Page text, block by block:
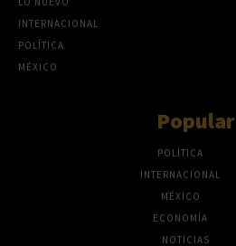
INTERNACIONAL
POLÍTICA
MÉXICO
Popular
POLÍTICA
INTERNACIONAL
MÉXICO
ECONOMÍA
NOTICIAS